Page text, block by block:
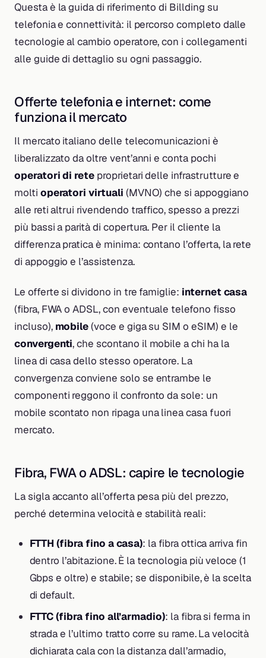
Questa è la guida di riferimento di Billding su
telefonia e connettività: il percorso completo dalle
tecnologie al cambio operatore, con i collegamenti
alle guide di dettaglio su ogni passaggio.
Offerte telefonia e internet: come
funziona il mercato
Il mercato italiano delle telecomunicazioni è
liberalizzato da oltre vent’anni e conta pochi
operatori di rete proprietari delle infrastrutture e
molti operatori virtuali (MVNO) che si appoggiano
alle reti altrui rivendendo traffico, spesso a prezzi
più bassi a parità di copertura. Per il cliente la
differenza pratica è minima: contano l’offerta, la rete
di appoggio e l’assistenza.
Le offerte si dividono in tre famiglie: internet casa
(fibra, FWA o ADSL, con eventuale telefono fisso
incluso), mobile(voce e giga su SIM o eSIM) e le
convergenti, che scontano il mobile a chi ha la
linea di casa dello stesso operatore. La
convergenza conviene solo se entrambe le
componenti reggono il confronto da sole: un
mobile scontato non ripaga una linea casa fuori
mercato.
Fibra, FWA o ADSL: capire le tecnologie
La sigla accanto all’offerta pesa più del prezzo,
perché determina velocità e stabilità reali:
FTTH (fibra fino a casa): la fibra ottica arriva fin
dentro l’abitazione. È la tecnologia più veloce (1
Gbps e oltre) e stabile; se disponibile, è la scelta
di default.
FTTC (fibra fino all’armadio): la fibra si ferma in
strada e l’ultimo tratto corre su rame. La velocità
dichiarata cala con la distanza dall’armadio,